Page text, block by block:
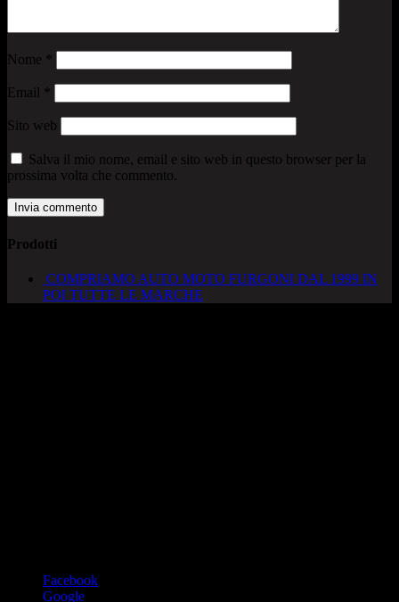
Nome
Email
Sito web
Salva il mio nome, email e sito web in questo browser per la
prossima volta che commento.
Prodotti
COMPRIAMO AUTO MOTO FURGONI DAL 1999 IN
POI TUTTE LE MARCHE
Facebook
Google